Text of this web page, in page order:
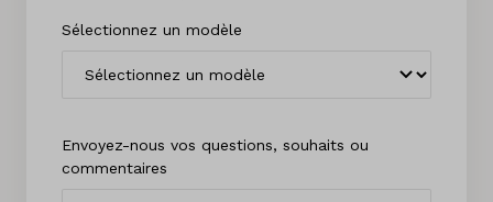
Sélectionnez un modèle
Envoyez-nous vos questions, souhaits ou
commentaires